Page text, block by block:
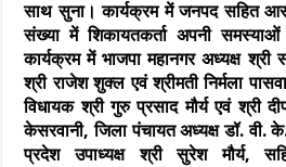
साथ सुना। कार्यक्रम में जनपद सहित
संख्या में शिकायतकर्ता अपनी
कार्यक्रम में भाजपा महानगर अध्यक्ष श्री
श्री राजेश शुक्ल एवं श्रीमती निर्मला
विधायक श्री गुरु प्रसाद मौर्य एवं श्री
केसरवानी,जिला पंचायत अध्यक्ष डॉ. वी.
प्रदेश उपाध्यक्ष श्री सुरेश मौर्य,